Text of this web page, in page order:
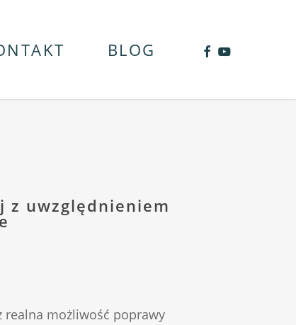
BLOG FACEBOOK
z uwzględnieniem
realna możliwość poprawy